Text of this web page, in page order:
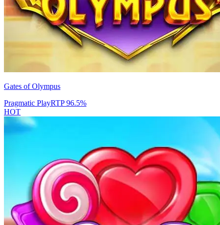
Gates of Olympus
Pragmatic PlayRTP96.5%
HOT